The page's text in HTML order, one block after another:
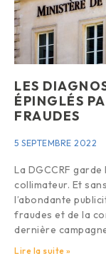
LES
ÉPINGLÉS
FRAUDES
5 SEPTEMBRE 2022
La DGCCRF
collimateur. Et
l’abondante
fraudes et de la
dernière
Lire la suite »